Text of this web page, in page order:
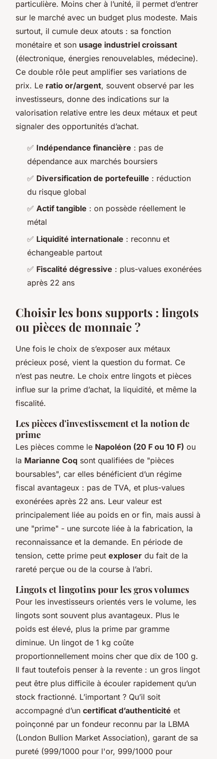
particulière. Moins cher à l’unité, il permet d’entrer
sur le marché avec un budget plus modeste. Mais
surtout, il cumule deux atouts : sa fonction
monétaire et son usage industriel croissant
(électronique, énergies renouvelables, médecine).
Ce double rôle peut amplifier ses variations de
prix. Le ratio or/argent, souvent observé par les
investisseurs, donne des indications sur la
valorisation relative entre les deux métaux et peut
signaler des opportunités d’achat.
✅ Indépendance financière : pas de
dépendance aux marchés boursiers
✅ Diversification de portefeuille : réduction
du risque global
✅ Actif tangible : on possède réellement le
métal
✅ Liquidité internationale : reconnu et
échangeable partout
✅ Fiscalité dégressive : plus-values exonérées
après 22 ans
Choisir les bons supports : lingots
ou pièces de monnaie ?
Une fois le choix de s’exposer aux métaux
précieux posé, vient la question du format. Ce
n’est pas neutre. Le choix entre lingots et pièces
influe sur la prime d’achat, la liquidité, et même la
fiscalité.
Les pièces d'investissement et la notion de
prime
Les pièces comme le Napoléon (20 F ou 10 F) ou
la Marianne Coq sont qualifiées de "pièces
boursables", car elles bénéficient d’un régime
fiscal avantageux : pas de TVA, et plus-values
exonérées après 22 ans. Leur valeur est
principalement liée au poids en or fin, mais aussi à
une "prime" - une surcote liée à la fabrication, la
reconnaissance et la demande. En période de
tension, cette prime peut exploser du fait de la
rareté perçue ou de la course à l’abri.
Lingots et lingotins pour les gros volumes
Pour les investisseurs orientés vers le volume, les
lingots sont souvent plus avantageux. Plus le
poids est élevé, plus la prime par gramme
diminue. Un lingot de 1 kg coûte
proportionnellement moins cher que dix de 100 g.
Il faut toutefois penser à la revente : un gros lingot
peut être plus difficile à écouler rapidement qu’un
stock fractionné. L’important ? Qu’il soit
accompagné d’un certificat d’authenticité et
poinçonné par un fondeur reconnu par la LBMA
(London Bullion Market Association), garant de sa
pureté (999/1000 pour l'or, 999/1000 pour